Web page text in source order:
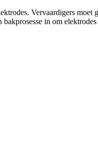
Vervaardigers moet
in om